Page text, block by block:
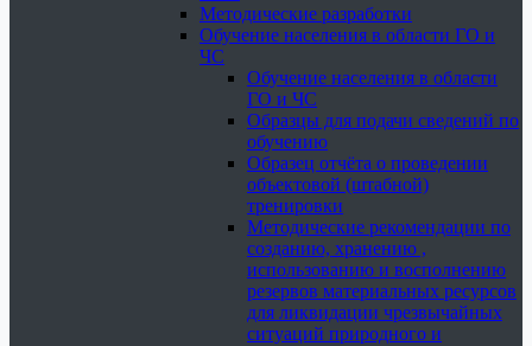
Методические разработки
Обучение населения в области ГО и
ЧС
Обучение населения в области
ГО и ЧС
Образцы для подачи сведений по
обучению
Образец отчёта о проведении
объектовой (штабной)
тренировки
Методические рекомендации по
созданию, хранению ,
использованию и восполнению
резервов материальных ресурсов
для ликвидации чрезвычайных
ситуаций природного и